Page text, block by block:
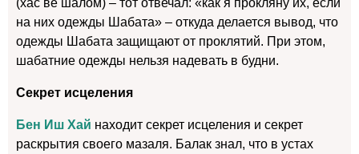
(хас ве шалом) – тот отвечал: «как я прокляну их, если
на них одежды Шабата» – откуда делается вывод, что
одежды Шабата защищают от проклятий. При этом,
шабатние одежды нельзя надевать в будни.
Секрет исцеления
Бен Иш Хай находит секрет исцеления и секрет
раскрытия своего мазаля. Балак знал, что в устах